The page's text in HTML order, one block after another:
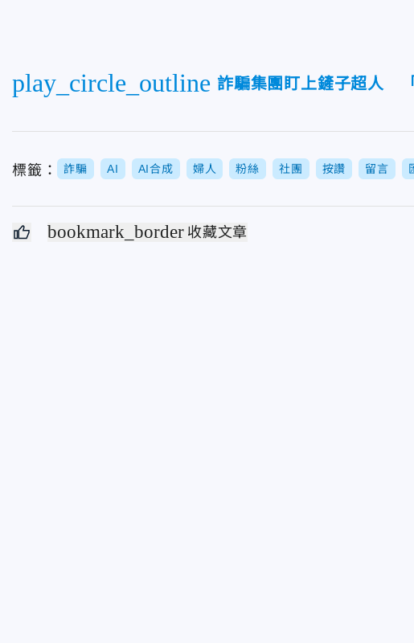
play_circle_outline 詐騙集團盯上鏟子超人
標籤： 詐騙 AI AI合成 婦人 粉絲 社團 按讚 留言
bookmark_border 收藏文章